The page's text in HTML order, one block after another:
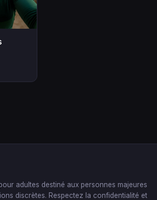
adultes destiné aux personnes majeures
discrètes. Respectez la confidentialité et